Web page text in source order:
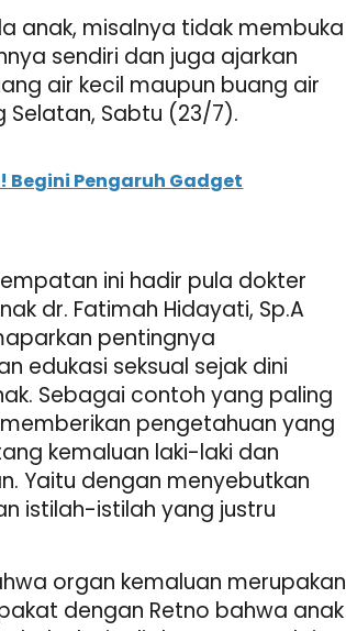
anak, misalnya tidak membuka
sendiri dan juga ajarkan
air kecil maupun buang air
Selatan, Sabtu (23/7).
Pengaruh Gadget
ini hadir pula dokter
dr. Fatimah Hidayati, Sp.A
pentingnya
edukasi seksual sejak dini
Sebagai contoh yang paling
pengetahuan yang
kemaluan laki-laki dan
Yaitu dengan menyebutkan
istilah-istilah yang justru
organ kemaluan merupakan
dengan Retno bahwa anak